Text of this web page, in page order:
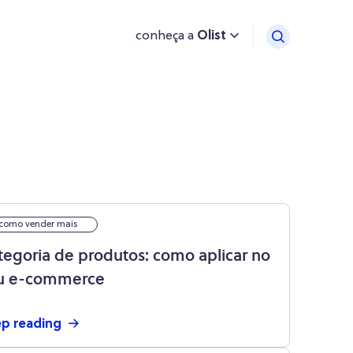
conheça a Olist
como vender mais
de produtos: como aplicar no
e-commerce
reading